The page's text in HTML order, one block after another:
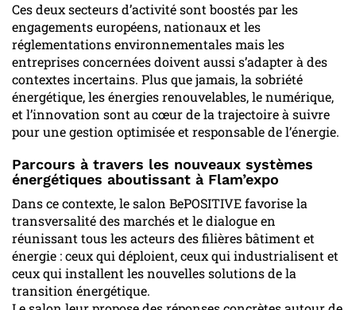
Ces deux secteurs d’activité sont boostés par les
engagements européens, nationaux et les
réglementations environnementales mais les
entreprises concernées doivent aussi s’adapter à des
contextes incertains. Plus que jamais, la sobriété
énergétique, les énergies renouvelables, le numérique,
et l’innovation sont au cœur de la trajectoire à suivre
pour une gestion optimisée et responsable de l’énergie.
Parcours à travers les nouveaux systèmes
énergétiques aboutissant à Flam’expo
Dans ce contexte, le salon BePOSITIVE favorise la
transversalité des marchés et le dialogue en
réunissant tous les acteurs des filières bâtiment et
énergie : ceux qui déploient, ceux qui industrialisent et
ceux qui installent les nouvelles solutions de la
transition énergétique.